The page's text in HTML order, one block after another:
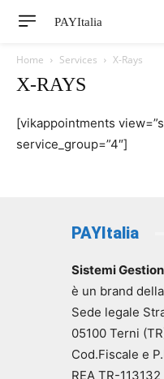
PAYItalia
Home Services X-Rays
X-RAYS
[vikappointments
service_group=”4″]
PAYItalia
Sistemi
è un brand
Sede legale
05100 Terni
Cod.Fiscale e
REA TR-113132